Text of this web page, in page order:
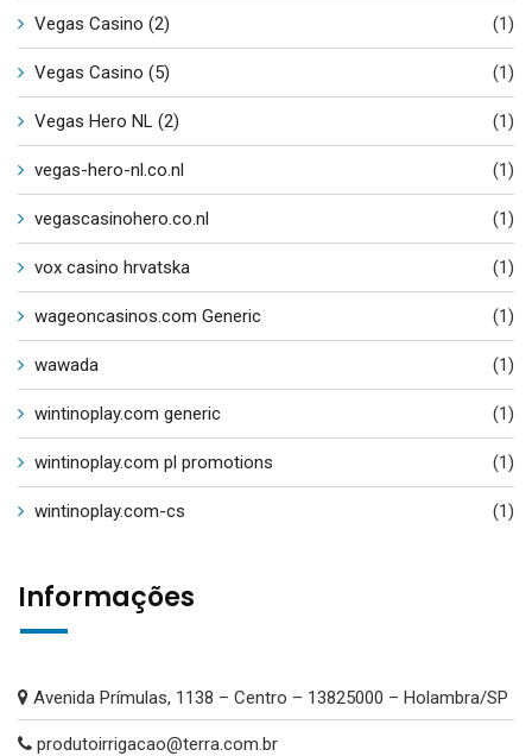
Vegas Casino (2) (1)
Vegas Casino (5) (1)
Vegas Hero NL (2) (1)
vegas-hero-nl.co.nl (1)
vegascasinohero.co.nl (1)
vox casino hrvatska (1)
wageoncasinos.com Generic (1)
wawada (1)
wintinoplay.com generic (1)
wintinoplay.com pl promotions (1)
wintinoplay.com-cs (1)
Informações
Avenida Prímulas, 1138 – Centro – 13825000 – Holambra/SP
produtoirrigacao@terra.com.br